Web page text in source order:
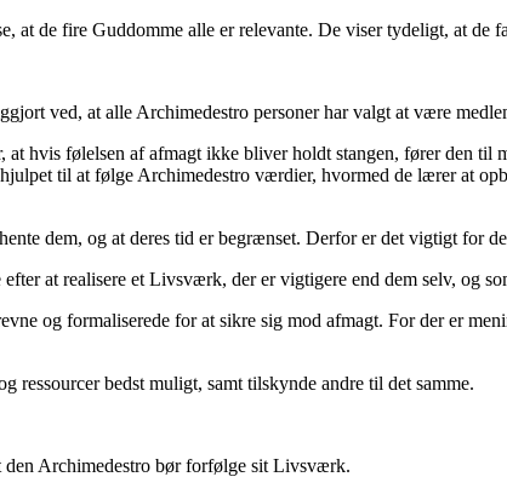
at de fire Guddomme alle er relevante. De viser tydeligt, at de
ved, at alle Archimedestro personer har valgt at være
hvis følelsen af afmagt ikke bliver holdt stangen, fører den
til at følge Archimedestro værdier, hvormed de lærer at
dem, og at deres tid er begrænset. Derfor er det vigtigt for
at realisere et Livsværk, der er vigtigere end dem selv, og
og formaliserede for at sikre sig mod afmagt. For der er
ressourcer bedst muligt, samt tilskynde andre til det samme.
den Archimedestro bør forfølge sit Livsværk.